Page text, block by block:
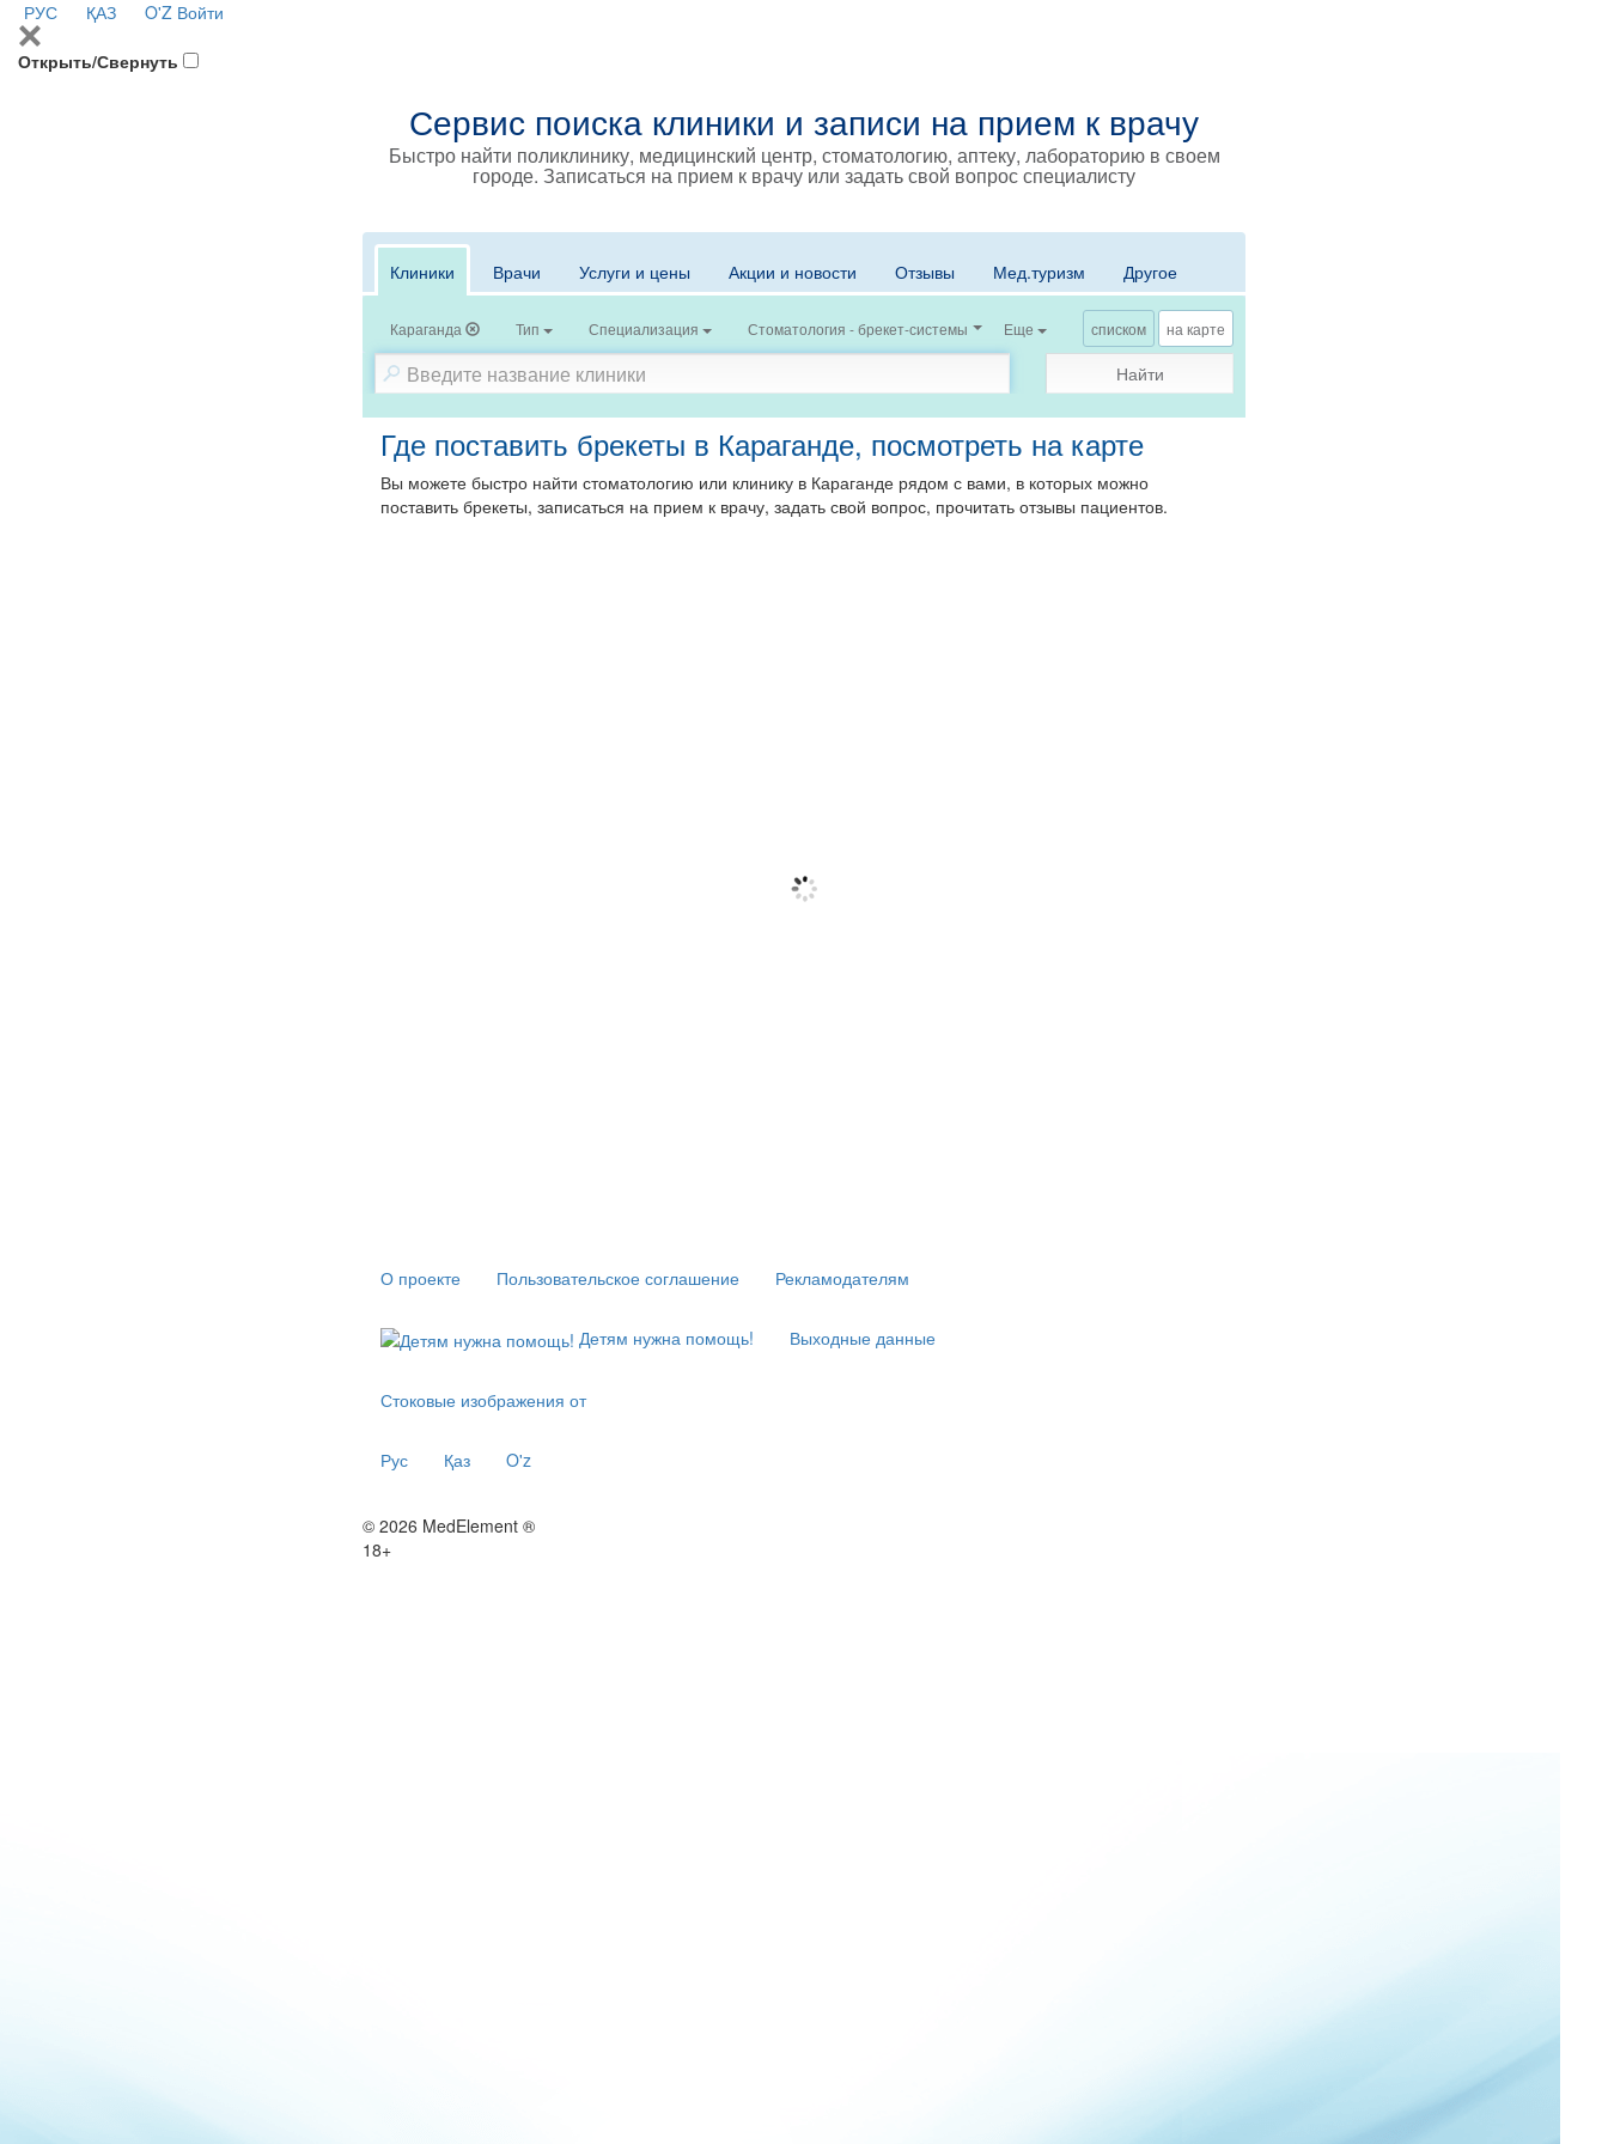
РУС ҚАЗ O'Z Войти
Открыть/Свернуть
Сервис поиска клиники и записи на прием к врачу
Быстро найти поликлинику, медицинский центр, стоматологию, аптеку, лабораторию в своем
городе. Записаться на прием к врачу или задать свой вопрос специалисту
Клиники Врачи Услуги и цены Акции и новости Отзывы Мед.туризм Другое
Караганда Тип Специализация Стоматология - брекет-системы Еще списком на карте
Найти
Где поставить брекеты в Караганде, посмотреть на карте
Вы можете быстро найти стоматологию или клинику в Караганде рядом с вами, в которых можно
поставить брекеты, записаться на прием к врачу, задать свой вопрос, прочитать отзывы пациентов.
О проекте Пользовательское соглашение Рекламодателям
Детям нужна помощь! Выходные данные
Стоковые изображения от
Рус Қаз O'z
© 2026 MedElement ®
18+